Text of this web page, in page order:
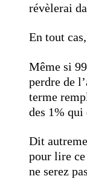
révèlerai
En tout
Même si
perdre de
terme
des 1%
Dit
pour lire ce
ne serez